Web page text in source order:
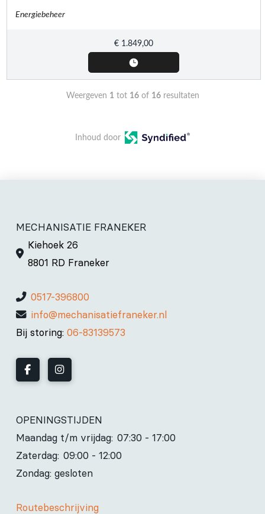
Energiebeheer
€1.849,00
Weergeven 1tot 16of 16resultaten
Inhoud door
MECHANISATIE FRANEKER
Kiehoek 26
8801 RD Franeker
0517-396800
info@mechanisatiefraneker.nl
Bij storing: 06-83139573
OPENINGSTIJDEN
Maandag t/m vrijdag: 07:30 - 17:00
Zaterdag: 09:00 - 12:00
Zondag: gesloten
Routebeschrijving